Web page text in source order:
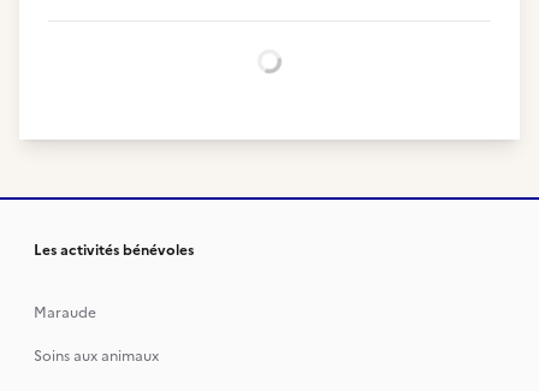
Chargement...
Les activités bénévoles
Maraude
Soins aux animaux